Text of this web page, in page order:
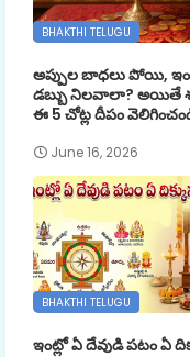
BHAKTHI TELUGU
అప్పుల బాధలు పోయి,
డబ్బు నిలవాలా? అయితే
ఈ 5 చోట్ల దీపం
June 16, 2026
BHAKTHI TELUGU
ఇంట్లో ఏ దేవుడి పటం ఏ